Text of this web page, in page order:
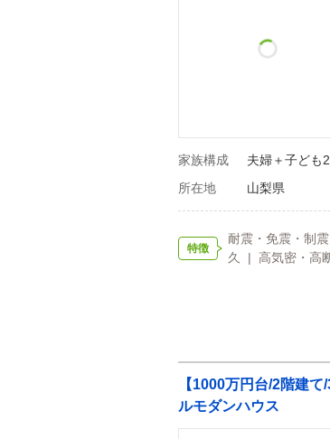
家族構成
夫婦＋子ども
所在地
山梨県
特徴
耐震・免震・制
久 | 高気密・高
【1000万円台/2階建
ルモダンハウス